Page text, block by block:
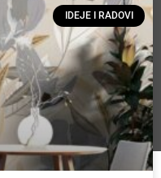
IDEJE I RADOVI